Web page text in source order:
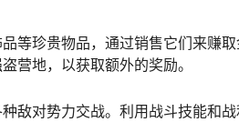
等珍贵物品，通过销售它们来赚
营地，以获取额外的奖励。
敌对势力交战。利用战斗技能和